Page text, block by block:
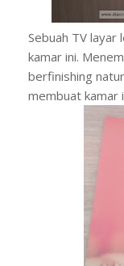
Sebuah TV
kamar ini.
berfinishing
membuat kamar